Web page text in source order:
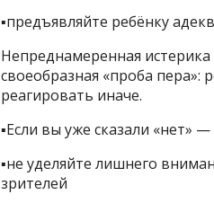
▪️предъявляйте ребёнку
Непреднамеренная
своеобразная «проба
реагировать иначе.
▪️Если вы уже сказали «нет»
▪️не уделяйте лишнего
зрителей